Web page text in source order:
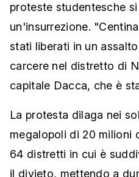
proteste studentesche
un'insurrezione.
stati liberati in un
carcere nel distretto di
capitale Dacca, che è
La protesta dilaga nei
megalopoli di 20 milioni
64 distretti in cui è
il divieto, mettendo a